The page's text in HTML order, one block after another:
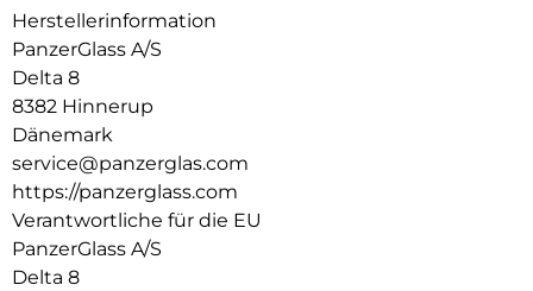
eliminiert bis zu 99,99% aller gewöhnlichen
Oberflächenbakterien.
Der Edge-to-Edge-Bildschirmschutz deckt die gesamte
Displayfläche Deines iPads ab, lässt aber genug Platz für
eine Schutzhülle. Der Umwelt zuliebe wird es in einer FSC-
zertifizierten Verpackung geliefert, die mit weniger Farbe
und Beschichtungen auskommt und somit die
Wiederverwertung durch die Reduzierung von
Verunreinigungen erleichtert.
Herstellerinformation
PanzerGlass A/S
Delta 8
8382 Hinnerup
Dänemark
service@panzerglas.com
https://panzerglass.com
Verantwortliche für die EU
PanzerGlass A/S
Delta 8